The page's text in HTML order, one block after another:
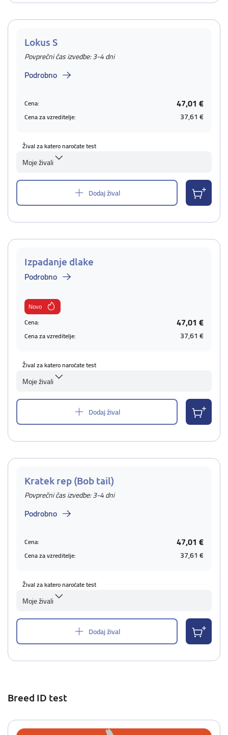
Lokus S
Povprečni čas izvedbe: 3-4 dni
Podrobno
Cena: 47,01 €
Cena za vzreditelje: 37,61 €
Žival za katero naročate test
Moje živali
Dodaj žival
Izpadanje dlake
Podrobno
Novo
Cena:
47,01 €
Cena za vzreditelje: 37,61 €
Žival za katero naročate test
Moje živali
Dodaj žival
Kratek rep (Bob tail)
Povprečni čas izvedbe: 3-4 dni
Podrobno
Cena: 47,01 €
Cena za vzreditelje: 37,61 €
Žival za katero naročate test
Moje živali
Dodaj žival
Breed ID test